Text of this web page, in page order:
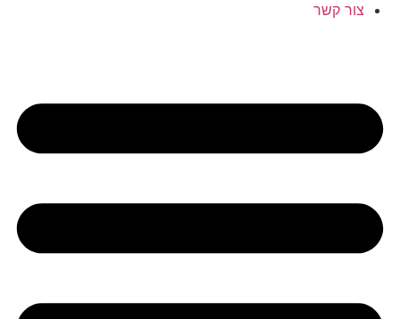
צור קשר